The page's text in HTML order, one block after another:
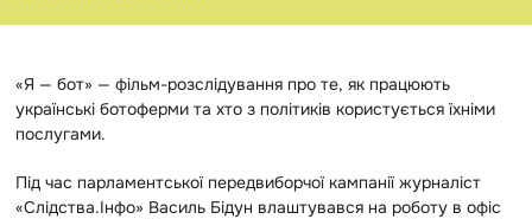
«Я — бот» — фільм-розслідування про те, як працюють
українські ботоферми та хто з політиків користується їхніми
послугами.
Під час парламентської передвиборчої кампанії журналіст
«Слідства.Інфо» Василь Бідун влаштувався на роботу в офіс